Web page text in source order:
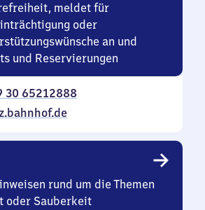
meldet für
oder
an und
und Reservierungen
30 65212888
rund um die Themen
oder Sauberkeit